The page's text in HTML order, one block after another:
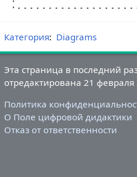
Категория: Diagrams
Эта страница в последний
отредактирована 21 февраля
Политика
О Поле цифровой дидактики
Отказ от ответственности